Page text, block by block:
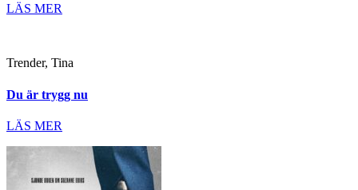
LÄS MER
Trender, Tina
Du är trygg nu
LÄS MER